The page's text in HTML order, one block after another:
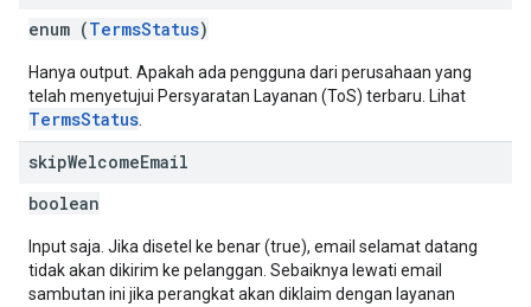
enum (TermsStatus)
Hanya output. Apakah ada pengguna dari perusahaan yang
telah menyetujui Persyaratan Layanan (ToS) terbaru. Lihat
TermsStatus
skipWelcomeEmail
boolean
Input saja. Jika disetel ke benar (true), email selamat datang
tidak akan dikirim ke pelanggan. Sebaiknya lewati email
sambutan ini jika perangkat akan diklaim dengan layanan